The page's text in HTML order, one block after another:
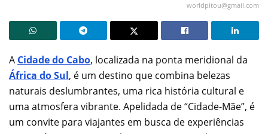
worldpitou@gmail.com
A Cidade do Cabo, localizada na ponta meridional da
África do Sul, é um destino que combina belezas
naturais deslumbrantes, uma rica história cultural e
uma atmosfera vibrante. Apelidada de “Cidade-Mãe”, é
um convite para viajantes em busca de experiências